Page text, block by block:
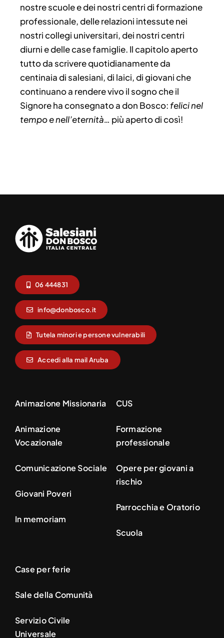
nostre scuole e dei nostri centri di formazione
professionale, delle relazioni intessute nei
nostri collegi universitari, dei nostri centri
diurni e delle case famiglie. Il capitolo aperto
tutto da scrivere quotidianamente da
centinaia di salesiani, di laici, di giovani che
continuano a rendere vivo il sogno che il
Signore ha consegnato a don Bosco: felici nel
tempo e nell’eternità… più aperto di così!
06 444831
info@donbosco.it
Tutela minori e persone vulnerabili
Accedi alla mail Aruba
Animazione Missionaria
Animazione
Vocazionale
Comunicazione Sociale
Giovani Poveri
In memoriam
CUS
Formazione
professionale
Opere per giovani a
rischio
Parrocchia e Oratorio
Scuola
Case per ferie
Sale della Comunità
Servizio Civile
Universale